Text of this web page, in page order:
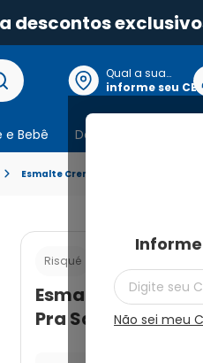
descontos
Qual a sua
localização?
informe seu CEP
Não sei meu
e Bebê Dermocosmeticos
Esmalte Cremoso Risqué Chamei o
Risqué
Esmalte Cremoso
Pra Sair 8ml